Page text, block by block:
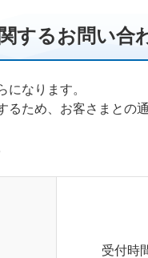
するお問い合
なります。
ため、お客さまとの
受付時